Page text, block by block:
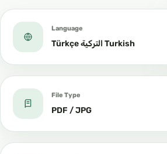
Language
Türkçe التركية Turkish
File Type
PDF / JPG